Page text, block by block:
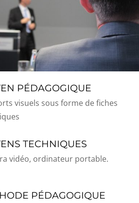
PÉDAGOGIQUE
visuels sous forme de fiches
TECHNIQUES
vidéo, ordinateur portable.
PÉDAGOGIQUE